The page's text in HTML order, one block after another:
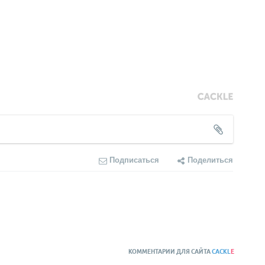
Подписаться Поделиться
КОММЕНТАРИИ ДЛЯ САЙТАCACKL E